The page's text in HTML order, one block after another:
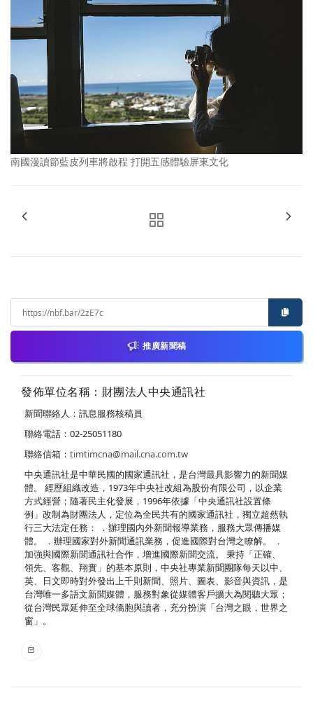
南國漫讀節藍皮列車將啟程 打開五感體驗屏東文化
推廣新聞稿
發佈單位名稱：財團法人中央通訊社
新聞聯絡人：訊息服務核稿員
聯絡電話：02-25051180
聯絡信箱： timtimcna@mail.cna.com.tw
中央通訊社是中華民國的國家通訊社，是台灣最具影響力的新聞媒
體。 經歷組織改造，1973年中央社改組為股份有限公司，以企業
方式經營；隨著民主化發展，1996年依據「中央通訊社設置條
例」改制為財團法人，定位為全民共有的國家通訊社，獨立超然執
行三大法定任務： ．辦理國內外新聞報導業務，服務大眾傳播媒
體。 ．辦理國家對外新聞通訊業務，促進國際對台灣之瞭解。 ．
加強與國際新聞通訊社合作，增進國際新聞交流。 秉持「正確、
領先、客觀、翔實」的基本原則，中央社專業新聞團隊每天以中、
英、日文即時對外發出上千則新聞、照片、圖表、影音與資訊，是
台灣唯一多語文新聞媒體，服務對象從媒體客戶擴大為閱聽大眾；
從台灣民眾延伸至全球僑胞與讀者，充分扮演「台灣之眼，世界之
窗」。